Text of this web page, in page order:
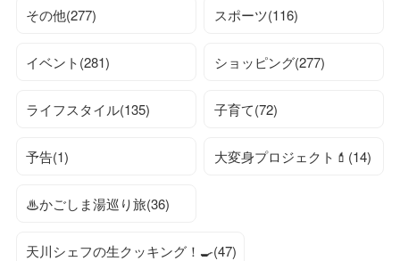
その他(277) スポーツ(116)
イベント(281) ショッピング(277)
ライフスタイル(135) 子育て(72)
予告(1) 大変身プロジェクト💄(14)
♨かごしま湯巡り旅(36)
天川シェフの生クッキング！🍳(47)